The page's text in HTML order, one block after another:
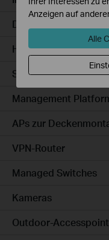
DSL Gateways
Hardware
Software
Management
APs zur
VPN-Router
Managed Switches
Kameras
Outdoor-
Anzeigen auf
Alle